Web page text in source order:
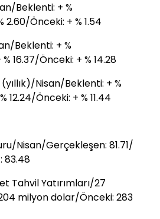
Beklenti: + %
2.60/Önceki: + % 1.54
Beklenti: + %
16.37/Önceki: + % 14.28
Nisan/Beklenti: + %
12.24/Önceki: + % 11.44
Nisan/Gerçekleşen: 81.71/
83.48
Tahvil Yatırımları/27
milyon dolar/Önceki: 283